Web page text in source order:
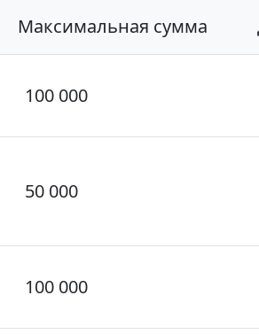
Максимальная сумма
100 000
50 000
100 000